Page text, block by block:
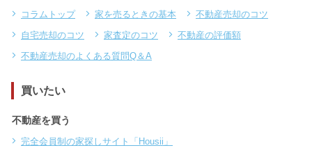
コラムトップ 家を売るときの基本
不動産売却のコツ
自宅売却のコツ
家査定のコツ
不動産の評価額
不動産売却のよくある質問Q＆A
買いたい
不動産を買う
完全会員制の家探しサイト「Housii」